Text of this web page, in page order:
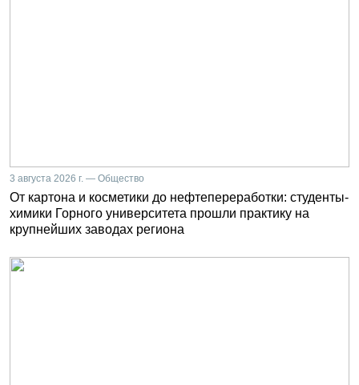
3 августа 2026 г. — Общество
От картона и косметики до нефтепереработки: студенты-
химики Горного университета прошли практику на
крупнейших заводах региона